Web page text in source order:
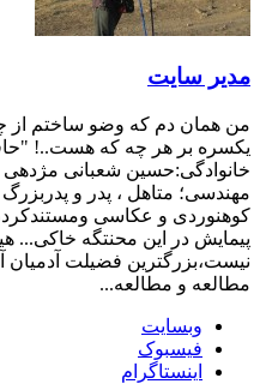
مدیر سایت
من همان دم که وضو ساختم از
یکسره بر هر چه که هست..!
خانوادگی:حسین شعبانی مژدهی
مهندسی؛ متاهل ، پدر و
کوهنوردی و عکاسی
پیمایش در این محنتگه خاکی...
نیست،بزرگترین فضیلت
مطالعه و مطالعه...
وبسایت
فیسبوک
اینستاگرام